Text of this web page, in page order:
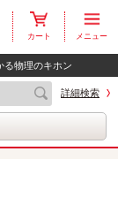
カート メニュー
る物理のキホン
詳細検索